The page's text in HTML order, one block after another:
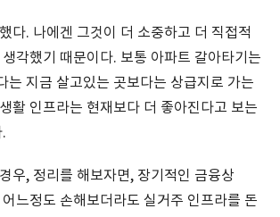
다. 나에겐 그것이 더 소중하고 더 직접적
각했기 때문이다. 보통 아파트 갈아타기는
는 지금 살고있는 곳보다는 상급지로 가는
활 인프라는 현재보다 더 좋아진다고 보는
우, 정리를 해보자면, 장기적인 금융상
느정도 손해보더라도 실거주 인프라를 돈